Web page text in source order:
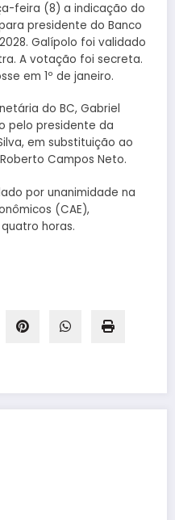
feira (8) a indicação do
presidente do Banco
Galípolo foi validado
A votação foi secreta.
em 1º de janeiro.
do BC, Gabriel
pelo presidente da
em substituição ao
Campos Neto.
por unanimidade na
(CAE),
horas.